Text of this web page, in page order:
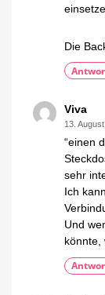
einsetze.
Die
Viva
13.
“einen
sehr
Ich
Und
könnte,